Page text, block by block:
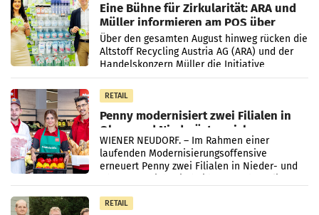
Eine Bühne für Zirkularität: ARA und
Müller informieren am POS über
Kreislauffähigkeit
Über den gesamten August hinweg rücken die
Altstoff Recycling Austria AG (ARA) und der
Handelskonzern Müller die Initiative
„Kreislauf-Helden“ in allen österreichischen
Müller-Filialen
RETAIL
Penny modernisiert zwei Filialen in
Ober- und Niederösterreich
WIENER NEUDORF. – Im Rahmen einer
laufenden Modernisierungsoffensive
erneuert Penny zwei Filialen in Nieder- und
RETAIL